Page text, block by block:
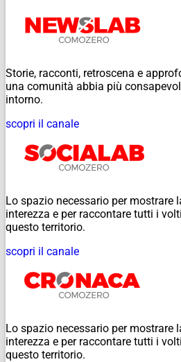
Storie, racconti, retroscena e
una comunità abbia più
intorno.
scopri il canale
Lo spazio necessario per mostrare
interezza e per raccontare tutti i
questo territorio.
scopri il canale
Lo spazio necessario per mostrare
interezza e per raccontare tutti i
questo territorio.